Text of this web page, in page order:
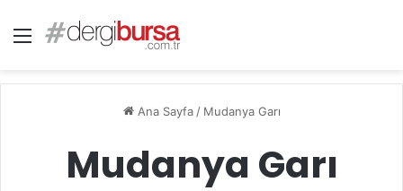
Menü
Ana Sayfa / Mudanya Garı
Mudanya Garı